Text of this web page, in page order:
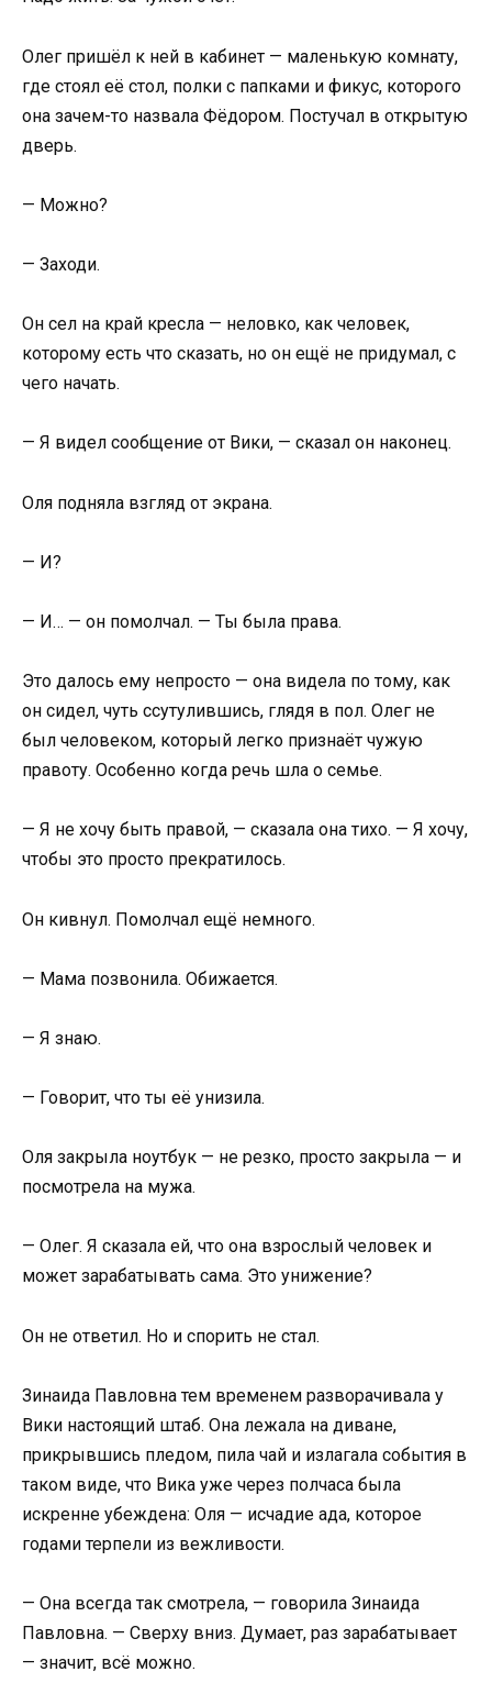
Олег пришёл к ней в кабинет — маленькую комнату,
где стоял её стол, полки с папками и фикус, которого
она зачем-то назвала Фёдором. Постучал в открытую
дверь.
— Можно?
— Заходи.
Он сел на край кресла — неловко, как человек,
которому есть что сказать, но он ещё не придумал, с
чего начать.
— Я видел сообщение от Вики, — сказал он наконец.
Оля подняла взгляд от экрана.
— И?
— И… — он помолчал. — Ты была права.
Это далось ему непросто — она видела по тому, как
он сидел, чуть ссутулившись, глядя в пол. Олег не
был человеком, который легко признаёт чужую
правоту. Особенно когда речь шла о семье.
— Я не хочу быть правой, — сказала она тихо. — Я хочу,
чтобы это просто прекратилось.
Он кивнул. Помолчал ещё немного.
— Мама позвонила. Обижается.
— Я знаю.
— Говорит, что ты её унизила.
Оля закрыла ноутбук — не резко, просто закрыла — и
посмотрела на мужа.
— Олег. Я сказала ей, что она взрослый человек и
может зарабатывать сама. Это унижение?
Он не ответил. Но и спорить не стал.
Зинаида Павловна тем временем разворачивала у
Вики настоящий штаб. Она лежала на диване,
прикрывшись пледом, пила чай и излагала события в
таком виде, что Вика уже через полчаса была
искренне убеждена: Оля — исчадие ада, которое
годами терпели из вежливости.
— Она всегда так смотрела, — говорила Зинаида
Павловна. — Сверху вниз. Думает, раз зарабатывает
— значит, всё можно.